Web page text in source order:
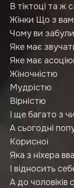
В тіктоці та ж
Жінки Що з
Чому ви
Яке має
Яке має
Жіночністю
Мудрістю
Вірністю
І ще багато з
А сьогодні
Корисної
Яка з ніхера
І відносить
А до чоловіків